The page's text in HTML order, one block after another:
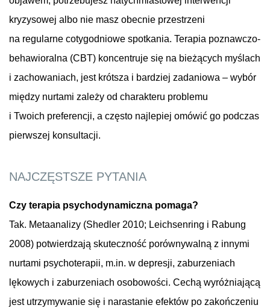
kryzysowej albo nie masz obecnie przestrzeni
na regularne cotygodniowe spotkania. Terapia poznawczo-
behawioralna (CBT) koncentruje się na bieżących myślach
i zachowaniach, jest krótsza i bardziej zadaniowa – wybór
między nurtami zależy od charakteru problemu
i Twoich preferencji, a często najlepiej omówić go podczas
pierwszej konsultacji.
NAJCZĘSTSZE PYTANIA
Czy terapia psychodynamiczna pomaga?
Tak. Metaanalizy (Shedler 2010; Leichsenring i Rabung
2008) potwierdzają skuteczność porównywalną z innymi
nurtami psychoterapii, m.in. w depresji, zaburzeniach
lękowych i zaburzeniach osobowości. Cechą wyróżniającą
jest utrzymywanie się i narastanie efektów po zakończeniu